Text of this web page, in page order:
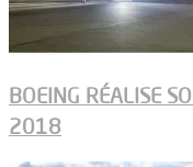
BOEING RÉALISE
2018